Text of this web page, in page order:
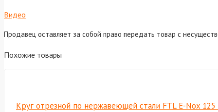
Видео
Продавец оставляет за собой право передать товар с
Похожие товары
Круг отрезной по нержавеющей стали FTL E-Nox